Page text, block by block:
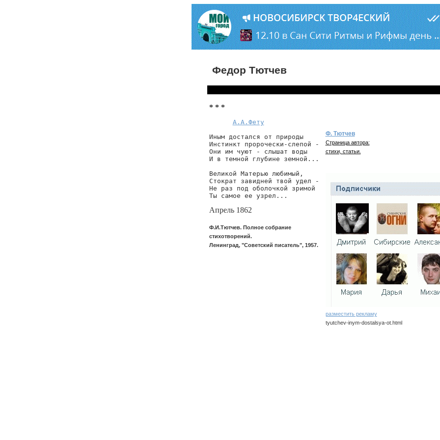
Федор Тютчев
* * *
А.А.Фету
Иным достался от природы
Инстинкт пророчески-слепой -
Они им чуют - слышат воды
И в темной глубине земной...
Великой Матерью любимый,
Стократ завидней твой удел -
Не раз под оболочкой зримой
Ты самое ее узрел...
Апрель 1862
Ф.И.Тютчев. Полное собрание
стихотворений.
Ленинград, "Советский писатель", 1957.
Ф. Тютчев
Страница автора:
стихи, статьи.
разместить рекламу
tyutchev-inym-dostalsya-ot.html